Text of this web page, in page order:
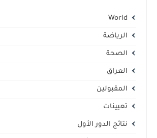
World
الرياضة
الصحة
العراق
المقبولين
تعيينات
نتائج الدور الأول